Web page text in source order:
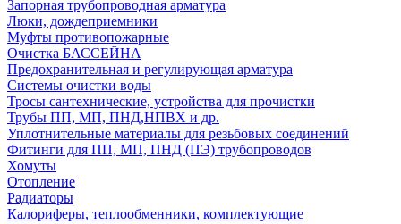
Запорная трубопроводная арматура
Люки, дождеприемники
Муфты противопожарные
Очистка БАССЕЙНА
Предохранительная и регулирующая арматура
Системы очистки воды
Тросы сантехнические, устройства для прочистки
Трубы ПП, МП, ПНД,НПВХ и др.
Уплотнительные материалы для резьбовых соединений
Фитинги для ПП, МП, ПНД (ПЭ) трубопроводов
Хомуты
Отопление
Радиаторы
Калориферы, теплообменники, комплектующие